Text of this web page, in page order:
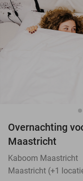
Overnachting
Maastricht
Kaboom Maastricht
Maastricht (+1